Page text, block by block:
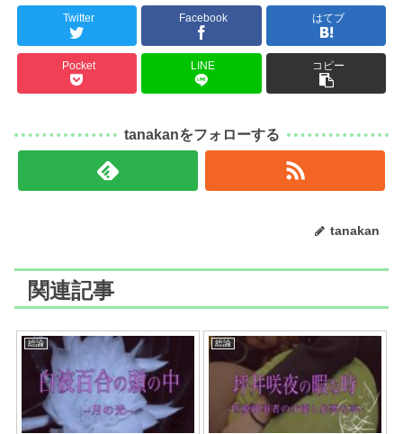
Twitter Facebook はてブ
Pocket LINE コピー
tanakanをフォローする
tanakan
関連記事
総論 総論